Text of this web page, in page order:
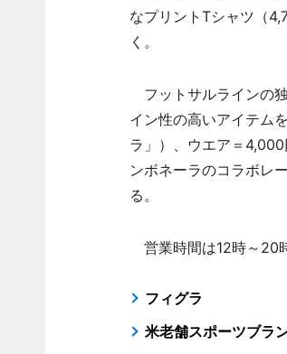
なプリントTシャツ（
く。
フットサルラインの
イン性の高いアイテム
ラ」）、ウエア＝
ンボネーラのコラボレ
る。
営業時間は12時～20
フィグラ
米老舗スポーツブラ